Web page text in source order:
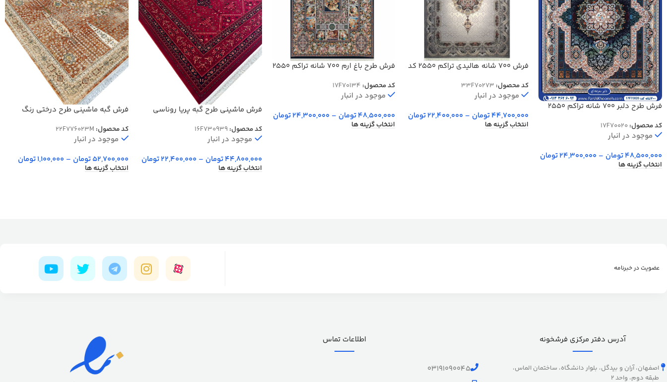
فرش طرح دلبر 700 شانه تراکم 2550
کد محصول:17F70020
موجود در انبار
48,500,000تومان –
24,300,000تومان
انتخاب گزینه ها
فرش 700 شانه هالیدی تراکم 2550 کد
کد محصول: 33F70273
موجود در انبار
44,700,000تومان –
22,400,000تومان
انتخاب گزینه ها
فرش طرح باغ ارم 700 شانه تراکم 2550
کد محصول: 17F70134
موجود در انبار
48,500,000تومان –
24,300,000تومان
انتخاب گزینه ها
فرش ماشینی طرح گبه پریا روناسی
کد محصول: 16F730939
موجود در انبار
44,800,000تومان –
22,400,000تومان
انتخاب گزینه ها
فرش گبه ماشینی طرح درختی رنگ
کد محصول: 22F776023M
موجود در انبار
52,700,000تومان –
1,100,000تومان
انتخاب گزینه ها
عضویت در خبرنامه
آدرس دفتر مرکزی فرشخونه
اصفهان، آران و بیدگل، بلوار دانشگاه، ساختمان الماس،
طبقه دوم، واحد 2
اطلاعات تماس
03191090045